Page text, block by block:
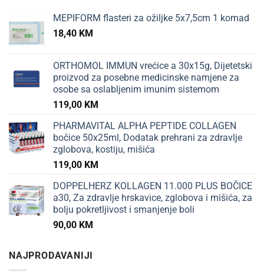
MEPIFORM flasteri za ožiljke 5x7,5cm 1 komad
18,40 KM
ORTHOMOL IMMUN vrećice a 30x15g, Dijetetski
proizvod za posebne medicinske namjene za
osobe sa oslabljenim imunim sistemom
119,00 KM
PHARMAVITAL ALPHA PEPTIDE COLLAGEN
bočice 50x25ml, Dodatak prehrani za zdravlje
zglobova, kostiju, mišića
119,00 KM
DOPPELHERZ KOLLAGEN 11.000 PLUS BOČICE
a30, Za zdravlje hrskavice, zglobova i mišića, za
bolju pokretljivost i smanjenje boli
90,00 KM
NAJPRODAVANIJI